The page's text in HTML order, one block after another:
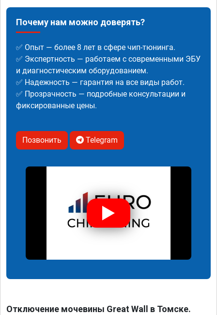
Почему нам можно доверять?
✅ Опыт — более 8 лет в сфере чип-тюнинга.
✅ Экспертность — работаем с современными ЭБУ
и диагностическим оборудованием.
✅ Надежность — гарантия на все виды работ.
✅ Прозрачность — подробные консультации и
фиксированные цены.
Позвонить Telegram
Отключение мочевины Great Wall в Томске.